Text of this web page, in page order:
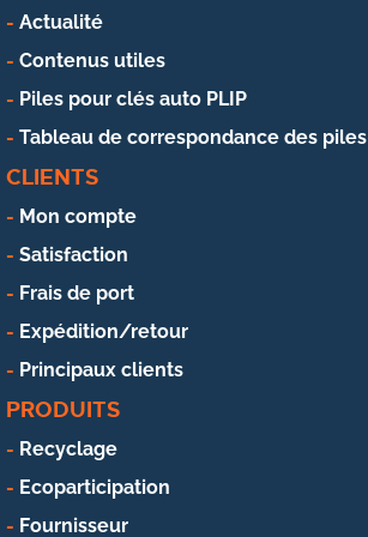
Actualité
Contenus utiles
Piles pour clés auto PLIP
Tableau de correspondance des piles
CLIENTS
Mon compte
Satisfaction
Frais de port
Expédition/retour
Principaux clients
PRODUITS
Recyclage
Ecoparticipation
Fournisseur